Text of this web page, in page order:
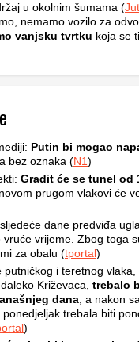
u okolnim šumama (
nemamo vozilo za
vanjsku tvrtku koja se
Putin bi mogao
bez oznaka (N1)
Gradit će se tunel od
novom prugom vlakovi će
dane predviđa
vruće vrijeme. Zbog toga
za obalu (tportal)
putničkog i teretnog
Križevaca, trebalo
dana , a nakon
ponedjeljak trebala biti
)